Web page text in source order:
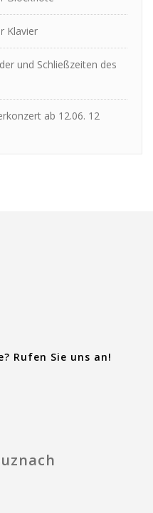
Klavier
und Schließzeiten des
ab 12.06. 12
Rufen Sie uns an!